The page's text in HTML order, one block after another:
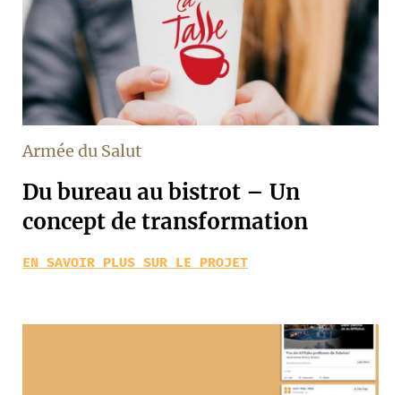
Armée du Salut
Du bureau au bistrot – Un
concept de transformation
EN SAVOIR PLUS SUR LE PROJET